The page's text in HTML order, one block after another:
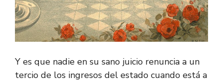
Y es que nadie en su sano juicio renuncia a un
tercio de los ingresos del estado cuando está a